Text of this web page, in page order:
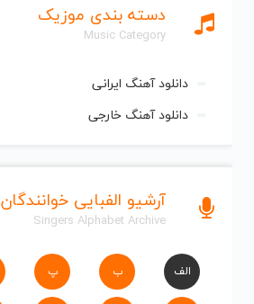
دسته بندی موزیک
Music Category
دانلود آهنگ ایرانی
دانلود آهنگ خارجی
آرشیو الفبایی خوانندگان
Singers Alphabet Archive
الف ب پ